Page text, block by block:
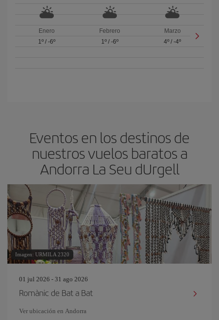
Enero
1º/ -6º
Febrero
1º/ -6º
Marzo
4º /-4º
Eventos en los destinos de
nuestros vuelos baratos a
Andorra La Seu dUrgell
Imagen: URMILA 2320
01 jul 2026 - 31 ago 2026
Romànic de Bat a Bat
Ver ubicación en Andorra